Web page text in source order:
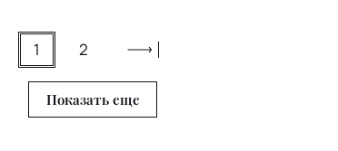
1 2
Показать еще